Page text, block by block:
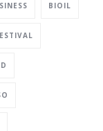
BIOIL